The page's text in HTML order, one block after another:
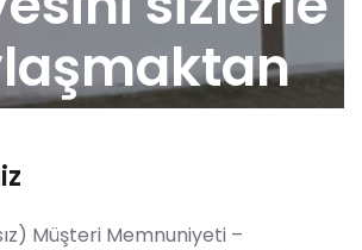
Müşteri Memnuniyeti –